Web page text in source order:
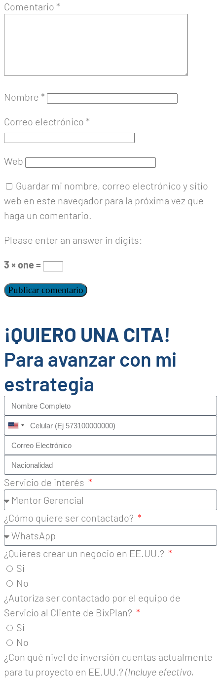
Comentario *
Nombre *
Correo electrónico *
Web
Guardar mi nombre, correo electrónico y sitio
web en este navegador para la próxima vez que
haga un comentario.
Please enter an answer in digits:
3 × one =
¡QUIERO UNA CITA!
Para avanzar con mi
estrategia
United
States
+1
Servicio de interés
¿Cómo quiere ser contactado?
¿Quieres crear un negocio en EE.UU.?
Si
No
¿Autoriza ser contactado por el equipo de
Servicio al Cliente de BixPlan?
Si
No
¿Con qué nivel de inversión cuentas actualmente
para tu proyecto en EE.UU.? (Incluye efectivo,